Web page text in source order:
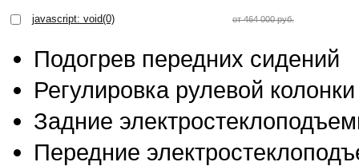
javascript: void(0) от 464 000 руб.
Подогрев передних сидений
Регулировка рулевой
Задние
Передние